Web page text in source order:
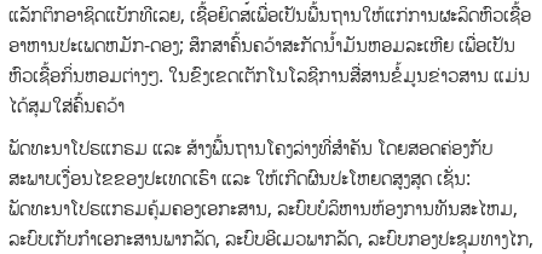
ແລັກຕິກອາຊິດແບັກທີເລຍ, ເຊື້ອຍິດສ໌ເພື່ອເປັນພື້ນຖານໃຫ້ແກ່ການຜະລິດຫົວເຊື້ອ
ອາຫານປະເພດຫມັກ-ດອງ; ສຶກສາຄົ້ນຄວ້າສະກັດນໍ້າມັນຫອມລະເຫີຍ ເພື່ອເປັນ
ຫົວເຊື້ອກິ່ນຫອມຕ່າງໆ. ໃນຂົງເຂດເຕັກໂນໂລຊີການສື່ສານຂໍ້ມູນຂ່າວສານ ແມ່ນ
ໄດ້ສຸມໃສ່ຄົ້ນຄວ້າ
ພັດທະນາໂປຣແກຣມ ແລະ ສ້າງພື້ນຖານໂຄງລ່າງທີ່ສໍາຄັນ ໂດຍສອດຄ່ອງກັບ
ສະພາບເງື່ອນໄຂຂອງປະເທດເຮົາ ແລະ ໃຫ້ເກີດຜົນປະໂຫຍດສູງສຸດ ເຊັ່ນ:
ພັດທະນາໂປຣແກຣມຄຸ້ມຄອງເອກະສານ, ລະບົບບໍລິຫານຫ້ອງການທັນສະໄຫມ,
ລະບົບເກັບກໍາເອກະສານພາກລັດ, ລະບົບອີເມວພາກລັດ, ລະບົບກອງປະຊຸມທາງໄກ,